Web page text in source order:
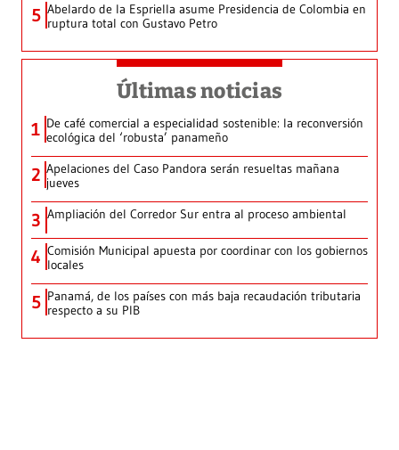
5 Abelardo de la Espriella asume Presidencia de Colombia en
ruptura total con Gustavo Petro
Últimas noticias
1 De café comercial a especialidad sostenible: la reconversión
ecológica del ‘robusta’ panameño
2 Apelaciones del Caso Pandora serán resueltas mañana
jueves
3 Ampliación del Corredor Sur entra al proceso ambiental
4 Comisión Municipal apuesta por coordinar con los gobiernos
locales
5 Panamá, de los países con más baja recaudación tributaria
respecto a su PIB